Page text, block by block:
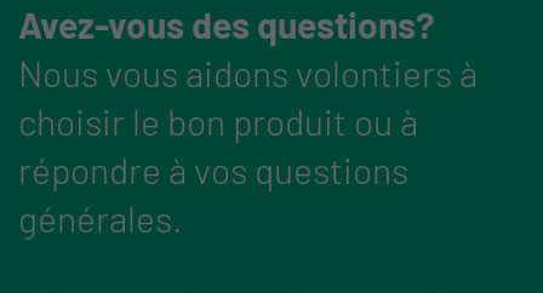
Avez-vous des questions?
Nous vous aidons volontiers à
choisir le bon produit ou à
répondre à vos questions
générales.